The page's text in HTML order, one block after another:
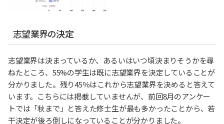
志望業界の決定
志望業界は決まっているか、あるいはいつ頃決まりそうかを尋
ねたところ、55%の学生は既に志望業界を決定していることが
分かりました。残り45％はこれから志望業界を決めると答えて
います。こちらには掲載していませんが、前回8月のアンケー
トでは「秋まで」と答えた修士生が最も多かったことから、若
干決定が後ろ倒しになっていることが分かりました。